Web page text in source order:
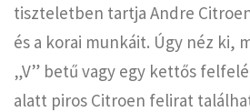
tiszteletben tartja Andre
és a korai munkáit. Úgy néz
„V” betű vagy egy kettős
alatt piros Citroen felirat